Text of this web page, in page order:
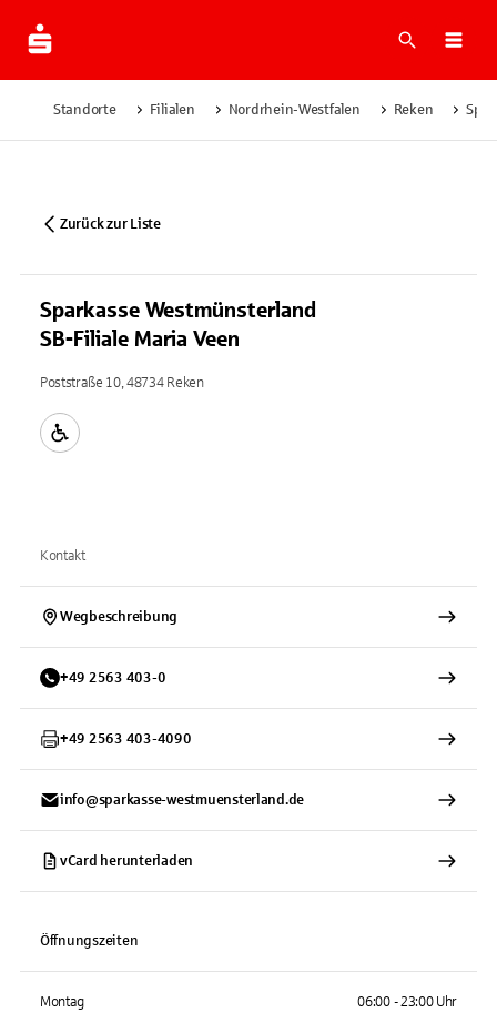
Suche
Standorte Filialen Nordrhein-Westfalen Reken
Zurück zur Liste
Sparkasse Westmünsterland
SB-Filiale Maria Veen
Poststraße 10, 48734 Reken
Kontakt
Wegbeschreibung
+49 2563 403-0
+49 2563 403-4090
info@sparkasse-westmuensterland.de
vCard herunterladen
Öffnungszeiten
Montag 06:00 - 23:00 Uhr